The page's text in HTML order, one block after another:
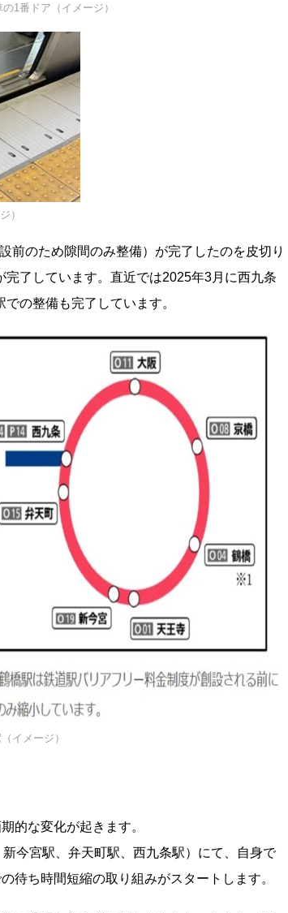
1番ドア（イメージ）
）
のため隙間のみ整備）が完了したのを皮切り
了しています。直近では2025年3月に西九条
の整備も完了しています。
イメージ）
的な変化が起きます。
今宮駅、弁天町駅、西九条駅）にて、自身で
待ち時間短縮の取り組みがスタートします。